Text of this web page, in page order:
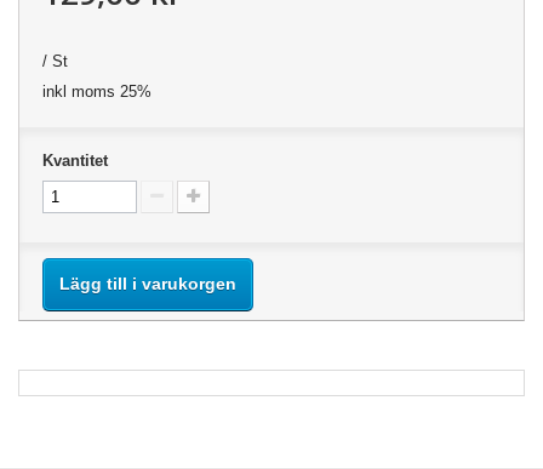
/ St
inkl moms 25%
Kvantitet
Lägg till i varukorgen